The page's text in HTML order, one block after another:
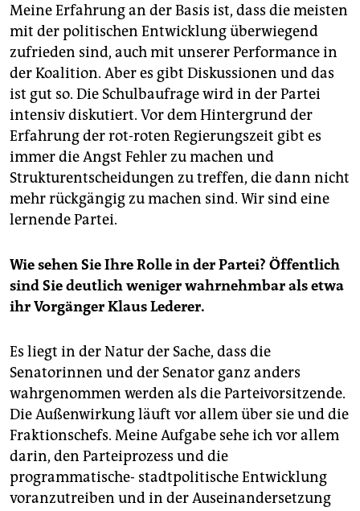
Meine Erfahrung an der Basis ist, dass die meisten
mit der politischen Entwicklung überwiegend
zufrieden sind, auch mit unserer Performance in
der Koalition. Aber es gibt Diskussionen und das
ist gut so. Die Schulbaufrage wird in der Partei
intensiv diskutiert. Vor dem Hintergrund der
Erfahrung der rot-roten Regierungszeit gibt es
immer die Angst Fehler zu machen und
Strukturentscheidungen zu treffen, die dann nicht
mehr rückgängig zu machen sind. Wir sind eine
lernende Partei.
Wie sehen Sie Ihre Rolle in der Partei? Öffentlich
sind Sie deutlich weniger wahrnehmbar als etwa
ihr Vorgänger Klaus Lederer.
Es liegt in der Natur der Sache, dass die
Senatorinnen und der Senator ganz anders
wahrgenommen werden als die Parteivorsitzende.
Die Außenwirkung läuft vor allem über sie und die
Fraktionschefs. Meine Aufgabe sehe ich vor allem
darin, den Parteiprozess und die
programmatische- stadtpolitische Entwicklung
voranzutreiben und in der Auseinandersetzung